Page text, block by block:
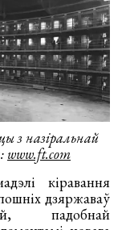
з назіральнай
www.ft.com
кіравання
дзяржаваў